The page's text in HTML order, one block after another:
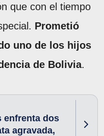
que con el tiempo
Prometió
uno de los hijos
de Bolivia.
enfrenta dos
agravada,